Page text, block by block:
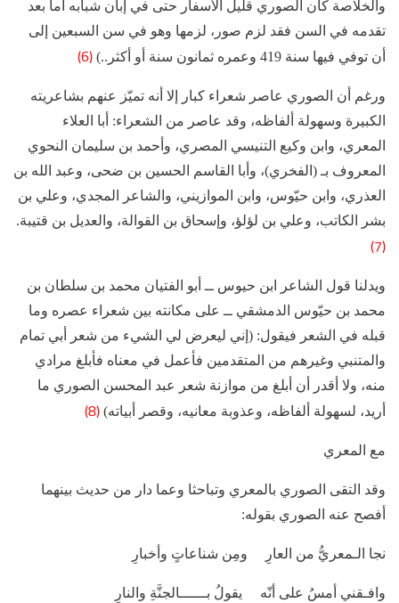
والخلاصة كان الصوري قليل الأسفار حتى في إبان شبابه أما بعد
تقدمه في السن فقد لزم صور، لزمها وهو في سن السبعين إلى
أن توفي فيها سنة 419 وعمره ثمانون سنة أو أكثر..)
(6)
ورغم أن الصوري عاصر شعراء كبار إلا أنه تميّز عنهم بشاعريته
الكبيرة وسهولة ألفاظه، وقد عاصر من الشعراء: أبا العلاء
المعري، وابن وكيع التنيسي المصري، وأحمد بن سليمان النحوي
المعروف بـ (الفخري)، وأبا القاسم الحسين بن ضحى، وعبد الله بن
العذري، وابن حيّوس، وابن الموازيني، والشاعر المجدي، وعلي بن
بشر الكاتب، وعلي بن لؤلؤ، وإسحاق بن القوالة، والعديل بن قتيبة.
(7)
ويدلنا قول الشاعر ابن حيوس ــ أبو الفتيان محمد بن سلطان بن
محمد بن حيّوس الدمشقي ــ على مكانته بين شعراء عصره وما
قبله في الشعر فيقول: (إني ليعرض لي الشيء من شعر أبي تمام
والمتنبي وغيرهم من المتقدمين فأعمل في معناه فأبلغ مرادي
منه، ولا أقدر أن أبلغ من موازنة شعر عبد المحسن الصوري ما
أريد، لسهولة ألفاظه، وعذوبة معانيه، وقصر أبياته) (8)
مع المعري
وقد التقى الصوري بالمعري وتباحثا وعما دار من حديث بينهما
أفصح عنه الصوري بقوله:
نجا الـمعريُّ من العارِ ومِن شناعاتٍ وأخبارِ
وافـقني أمسُ على أنّه يقولُ بــــــالجنَّةِ والنارِ